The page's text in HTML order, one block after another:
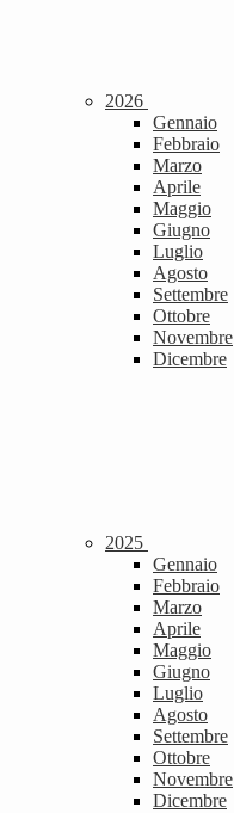
2026
Gennaio
Febbraio
Marzo
Aprile
Maggio
Giugno
Luglio
Agosto
Settembre
Ottobre
Novembre
Dicembre
2025
Gennaio
Febbraio
Marzo
Aprile
Maggio
Giugno
Luglio
Agosto
Settembre
Ottobre
Novembre
Dicembre